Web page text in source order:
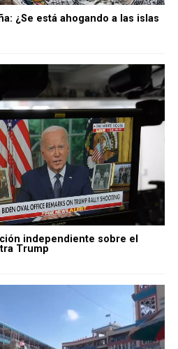
¿Se está ahogando a las islas
independiente sobre el
Trump